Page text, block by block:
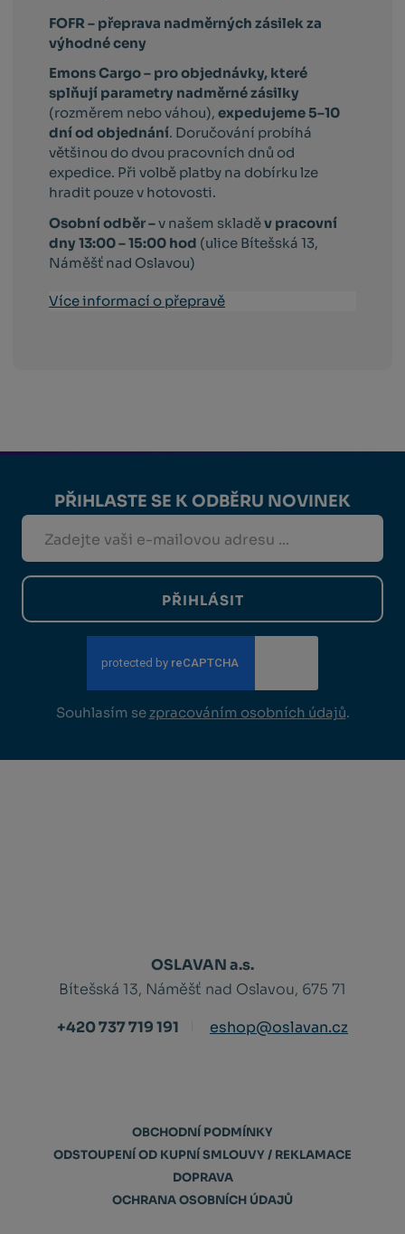
FOFR – přeprava nadměrných zásilek za
výhodné ceny
Emons Cargo – pro objednávky, které
splňují parametry nadměrné zásilky
(rozměrem nebo váhou),expedujeme 5–10
dní od objednání. Doručování probíhá
většinou do dvou pracovních dnů od
expedice. Při volbě platby na dobírku lze
hradit pouze v hotovosti.
Osobní odběr –v našem skladěv pracovní
dny 13:00 – 15:00 hod (ulice Bítešská 13,
Náměšť nad Oslavou)
Více informací o přepravě
PŘIHLASTE SE K ODBĚRU NOVINEK
PŘIHLÁSIT
Souhlasím se zpracováním osobních údajů.
OSLAVAN a.s.
Bítešská 13, Náměšť nad Oslavou, 675 71
+420 737 719 191
eshop@oslavan.cz
OBCHODNÍ PODMÍNKY
ODSTOUPENÍ OD KUPNÍ SMLOUVY / REKLAMACE
DOPRAVA
OCHRANA OSOBNÍCH ÚDAJŮ